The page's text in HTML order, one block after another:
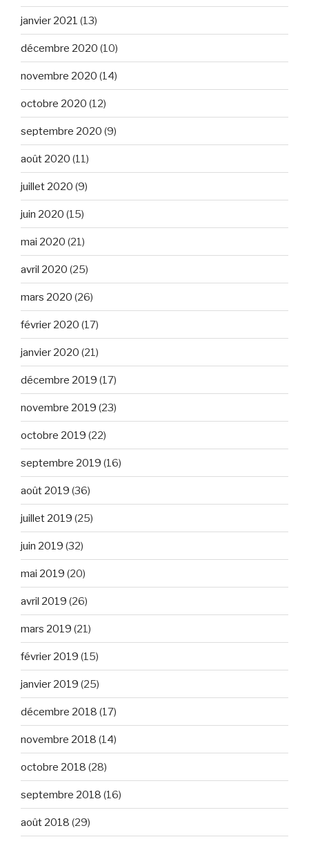
janvier 2021 (13)
décembre 2020 (10)
novembre 2020 (14)
octobre 2020 (12)
septembre 2020 (9)
août 2020 (11)
juillet 2020 (9)
juin 2020 (15)
mai 2020 (21)
avril 2020 (25)
mars 2020 (26)
février 2020 (17)
janvier 2020 (21)
décembre 2019 (17)
novembre 2019 (23)
octobre 2019 (22)
septembre 2019 (16)
août 2019 (36)
juillet 2019 (25)
juin 2019 (32)
mai 2019 (20)
avril 2019 (26)
mars 2019 (21)
février 2019 (15)
janvier 2019 (25)
décembre 2018 (17)
novembre 2018 (14)
octobre 2018 (28)
septembre 2018 (16)
août 2018 (29)